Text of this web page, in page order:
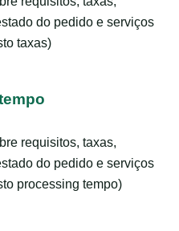
do pedido e serviços
taxas)
requisitos, taxas,
do pedido e serviços
processing tempo)